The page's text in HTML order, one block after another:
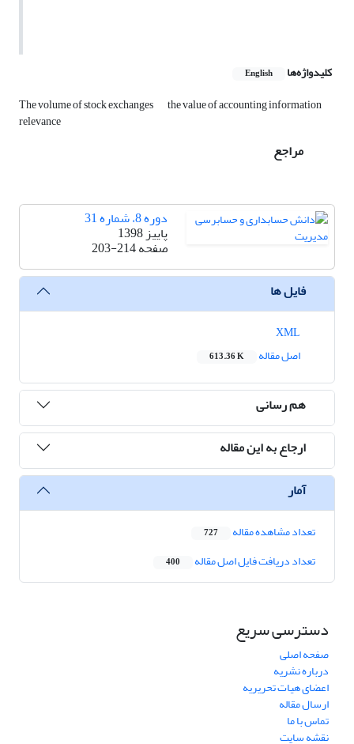
کلیدواژه‌ها English
The volume of stock exchanges the value of accounting information
relevance
مراجع
دوره 8، شماره 31
پاییز 1398
صفحه203-214
فایل ها
اصل مقاله
613.36 K
هم رسانی
ارجاع به این مقاله
آمار
تعداد مشاهده مقاله 727
تعداد دریافت فایل اصل مقاله 400
دسترسی سریع
صفحه اصلی
درباره نشریه
اعضای هیات تحریریه
ارسال مقاله
تماس با ما
نقشه سایت